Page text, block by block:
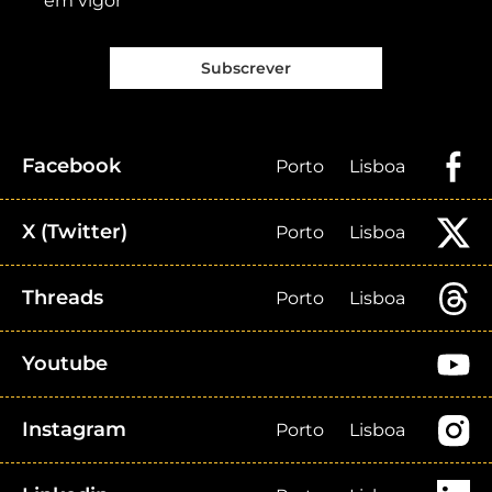
Subscrever
Facebook Porto Lisboa
X (Twitter) Porto Lisboa
Threads Porto Lisboa
Youtube
Instagram Porto Lisboa